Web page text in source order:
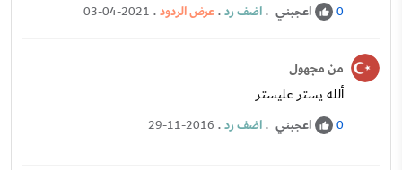
0 اعجبني .اضف رد.عرض الردود.
03-04-2021
من مجهول
ألله يستر عليستر
0 اعجبني .اضف رد.
29-11-2016